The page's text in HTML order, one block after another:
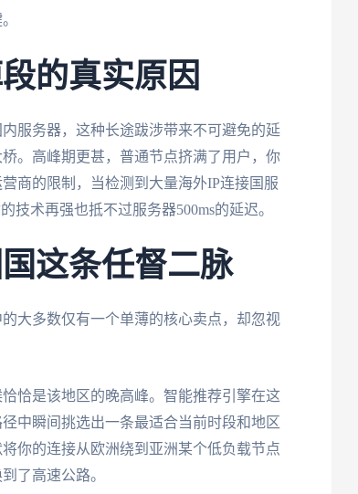
的真实原因
服务器，这种长途跋涉带来不可避免的延
。高峰期更甚，普通节点挤满了用户，你
商的限制，当检测到大量海外IP连接国服
术再强也抵不过服务器500ms的延迟。
这条任督二脉
大多数仅有一个单薄的核心卖点，却忽视
恰是该地区的晚高峰。智能推荐引擎在这
中瞬间挑选出一条最适合当前时段和地区
你的连接从欧洲绕到亚洲某个低负载节点
了高速公路。